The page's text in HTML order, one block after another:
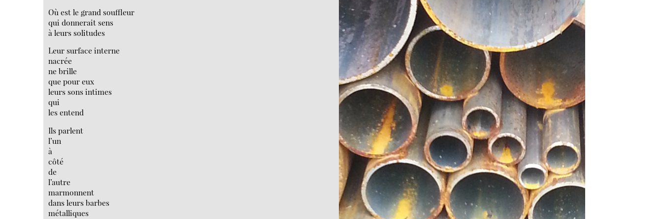
Où est le grand souffleur
qui donnerait sens
à leurs solitudes
Leur surface interne
nacrée
ne brille
que pour eux
leurs sons intimes
qui
les entend
Ils parlent
l’un
à
côté
de
l’autre
marmonnent
dans leurs barbes
métalliques